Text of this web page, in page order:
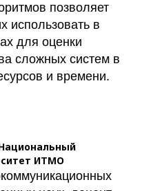
позволяет
использовать в
для оценки
сложных систем в
и времени.
ИТМО